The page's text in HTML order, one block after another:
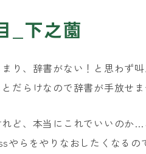
_下之薗
り、辞書がない！と思わず叫
だらけなので辞書が手放せま
ど、本当にこれでいいのか…
やらをやりなおしたくなるの